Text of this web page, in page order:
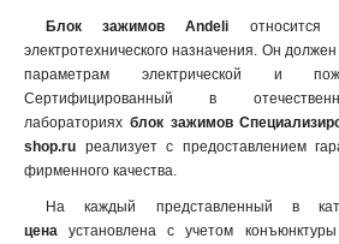
Блок зажимов Andeli
электротехнического назначения. Он
параметрам электрической и
Сертифицированный в
лабораториях блок зажимов
shop.ru реализует с предоставлением
фирменного качества.
На каждый представленный в
цена установлена с учетом